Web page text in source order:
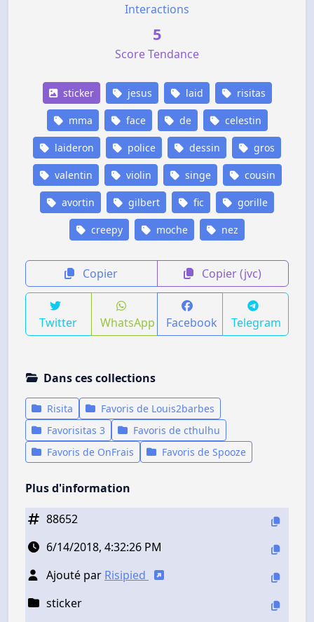
Interactions
5
Score Tendance
sticker jesus laid risitas
mma face de celestin
laideron police dessin gros
valentin violin singe cousin
avortin gilbert fic gorille
creepy moche nez
Copier Copier (jvc)
Twitter WhatsApp Facebook Telegram
Dans ces collections
Risita
Favoris de Louis2barbes
Favorisitas 3
Favoris de cthulhu
Favoris de OnFrais
Favoris de Spooze
Plus d'information
88652
6/14/2018, 4:32:26 PM
Ajouté par Risipied
sticker